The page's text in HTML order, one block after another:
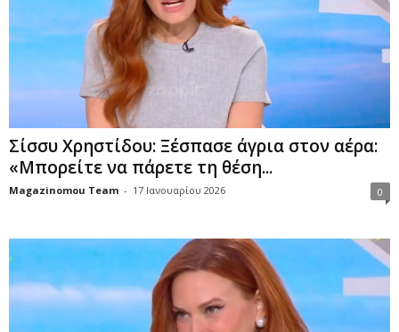
Σίσσυ Χρηστίδου: Ξέσπασε άγρια στον αέρα:
«Μπορείτε να πάρετε τη θέση...
Magazinomou Team - 17 Ιανουαρίου 2026 0